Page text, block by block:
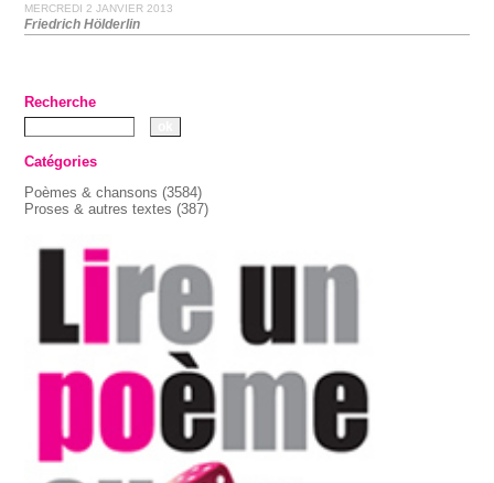
MERCREDI 2 JANVIER 2013
Friedrich Hölderlin
Recherche
Catégories
Poèmes & chansons (3584)
Proses & autres textes (387)